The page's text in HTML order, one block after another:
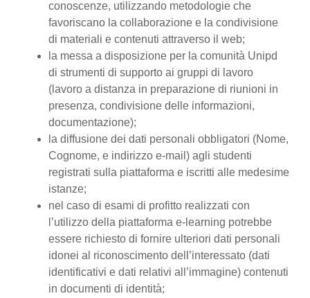
conoscenze, utilizzando metodologie che
favoriscano la collaborazione e la condivisione
di materiali e contenuti attraverso il web;
la messa a disposizione per la comunità Unipd
di strumenti di supporto ai gruppi di lavoro
(lavoro a distanza in preparazione di riunioni in
presenza, condivisione delle informazioni,
documentazione);
la diffusione dei dati personali obbligatori (Nome,
Cognome, e indirizzo e-mail) agli studenti
registrati sulla piattaforma e iscritti alle medesime
istanze;
nel caso di esami di profitto realizzati con
l’utilizzo della piattaforma e-learning potrebbe
essere richiesto di fornire ulteriori dati personali
idonei al riconoscimento dell’interessato (dati
identificativi e dati relativi all’immagine) contenuti
in documenti di identità;